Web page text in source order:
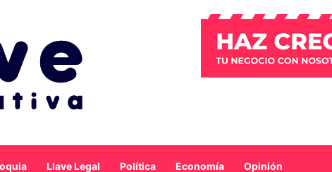
Llave Legal Política Economía Opinión